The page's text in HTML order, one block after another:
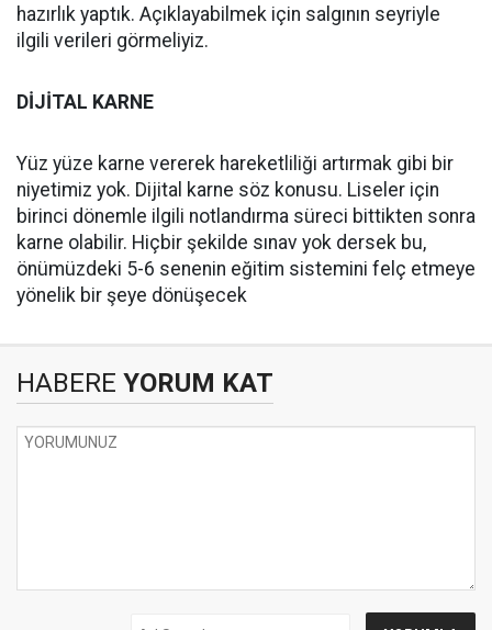
hazırlık yaptık. Açıklayabilmek için salgının seyriyle
ilgili verileri görmeliyiz.
DİJİTAL KARNE
Yüz yüze karne vererek hareketliliği artırmak gibi bir
niyetimiz yok. Dijital karne söz konusu. Liseler için
birinci dönemle ilgili notlandırma süreci bittikten sonra
karne olabilir. Hiçbir şekilde sınav yok dersek bu,
önümüzdeki 5-6 senenin eğitim sistemini felç etmeye
yönelik bir şeye dönüşecek
HABERE YORUM KAT